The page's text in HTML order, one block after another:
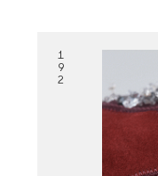
1
9
2